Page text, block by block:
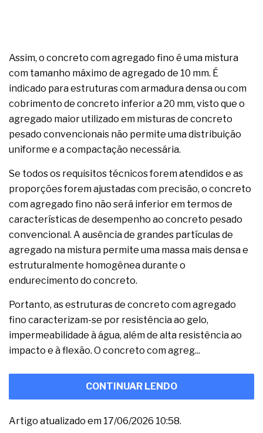
Assim, o concreto com agregado fino é uma mistura
com tamanho máximo de agregado de 10 mm. É
indicado para estruturas com armadura densa ou com
cobrimento de concreto inferior a 20 mm, visto que o
agregado maior utilizado em misturas de concreto
pesado convencionais não permite uma distribuição
uniforme e a compactação necessária.
Se todos os requisitos técnicos forem atendidos e as
proporções forem ajustadas com precisão, o concreto
com agregado fino não será inferior em termos de
características de desempenho ao concreto pesado
convencional. A ausência de grandes partículas de
agregado na mistura permite uma massa mais densa e
estruturalmente homogênea durante o
endurecimento do concreto.
Portanto, as estruturas de concreto com agregado
fino caracterizam-se por resistência ao gelo,
impermeabilidade à água, além de alta resistência ao
impacto e à flexão. O concreto com agreg...
CONTINUAR LENDO
Artigo atualizado em 17/06/2026 10:58.